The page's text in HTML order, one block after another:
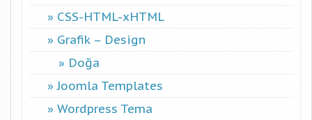
CSS-HTML-xHTML
Grafik – Design
Doğa
Joomla Templates
Wordpress Tema